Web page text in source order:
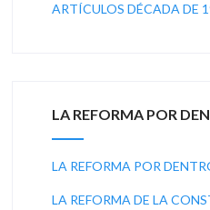
ARTÍCULOS DÉCADA DE
LA REFORMA POR
LA REFORMA POR
LA REFORMA DE LA